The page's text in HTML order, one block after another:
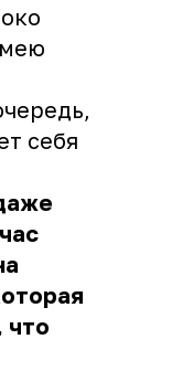
себя
что